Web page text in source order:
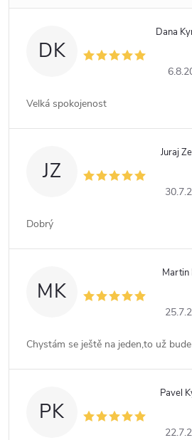
DK
Dana
Velká spokojenost
JZ
Juraj
Dobrý
MK
Martin
Chystám se ještě na jeden,to už
PK
Pavel